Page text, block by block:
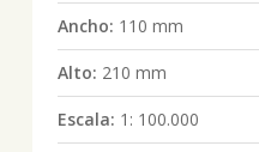
Ancho: 110 mm
Alto: 210 mm
Escala: 1: 100.000